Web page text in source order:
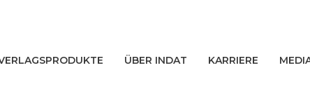
ÜBER INDAT KARRIERE